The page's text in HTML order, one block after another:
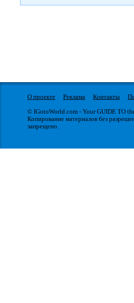
О проекте Реклама Контакты
© IGotoWorld.com - Your GUIDE TO
Копирование материалов без
запрещено.